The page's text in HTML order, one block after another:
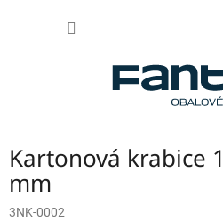
Kartonová krabice
mm
3NK-0002